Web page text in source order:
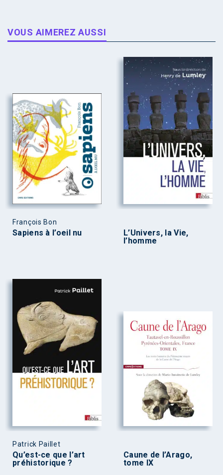
VOUS AIMEREZ AUSSI
François Bon
Sapiens à l’oeil nu
L’Univers, la Vie,
l’homme
Patrick Paillet
Qu’est-ce que l’art
préhistorique ?
Caune de l’Arago,
tome IX